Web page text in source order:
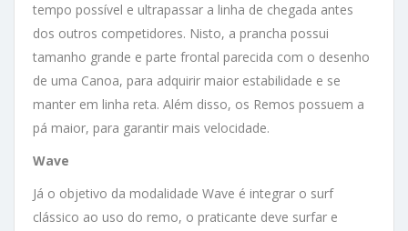
tempo possível e ultrapassar a linha de chegada antes
dos outros competidores. Nisto, a prancha possui
tamanho grande e parte frontal parecida com o desenho
de uma Canoa, para adquirir maior estabilidade e se
manter em linha reta. Além disso, os Remos possuem a
pá maior, para garantir mais velocidade.
Wave
Já o objetivo da modalidade Wave é integrar o surf
clássico ao uso do remo, o praticante deve surfar e